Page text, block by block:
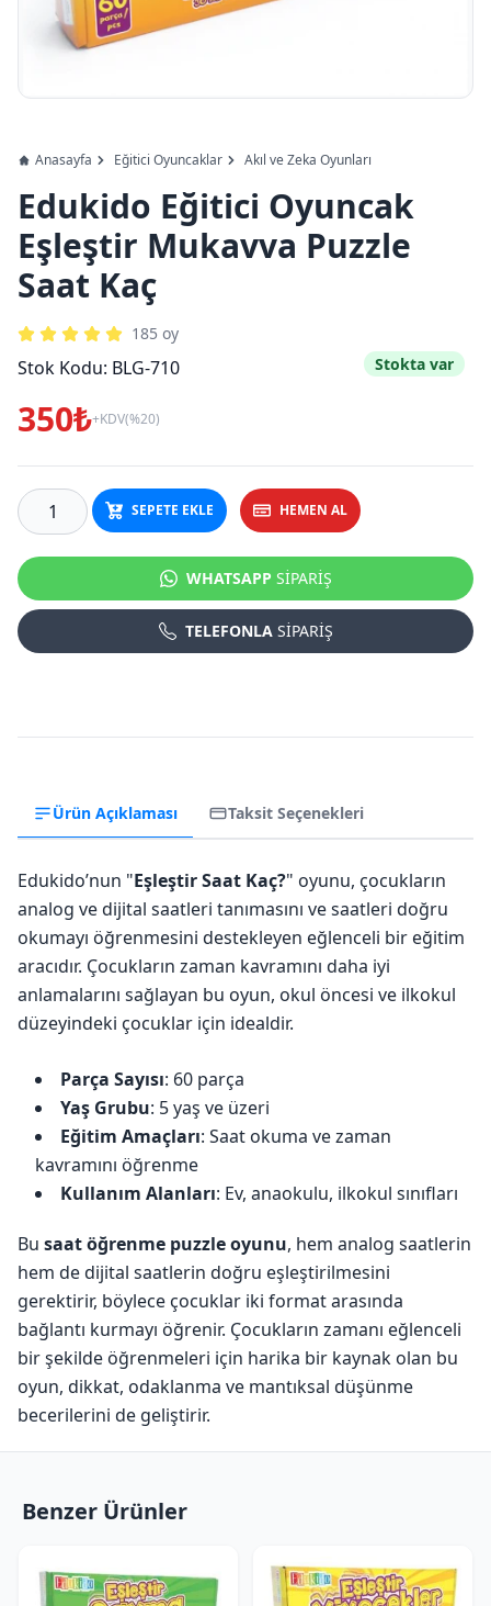
Anasayfa Eğitici Oyuncaklar Akıl ve Zeka Oyunları
Edukido Eğitici Oyuncak
Eşleştir Mukavva Puzzle
Saat Kaç
185 oy
Stok Kodu: BLG-710 Stokta var
350₺+KDV(%20)
SEPETE EKLE HEMEN AL
WHATSAPP SİPARİŞ
TELEFONLA SİPARİŞ
Ürün Açıklaması Taksit Seçenekleri
Edukido’nun "Eşleştir Saat Kaç?" oyunu, çocukların
analog ve dijital saatleri tanımasını ve saatleri doğru
okumayı öğrenmesini destekleyen eğlenceli bir eğitim
aracıdır. Çocukların zaman kavramını daha iyi
anlamalarını sağlayan bu oyun, okul öncesi ve ilkokul
düzeyindeki çocuklar için idealdir.
Parça Sayısı: 60 parça
Yaş Grubu: 5 yaş ve üzeri
Eğitim Amaçları: Saat okuma ve zaman
kavramını öğrenme
Kullanım Alanları: Ev, anaokulu, ilkokul sınıfları
Bu saat öğrenme puzzle oyunu, hem analog saatlerin
hem de dijital saatlerin doğru eşleştirilmesini
gerektirir, böylece çocuklar iki format arasında
bağlantı kurmayı öğrenir. Çocukların zamanı eğlenceli
bir şekilde öğrenmeleri için harika bir kaynak olan bu
oyun, dikkat, odaklanma ve mantıksal düşünme
becerilerini de geliştirir.
Benzer Ürünler